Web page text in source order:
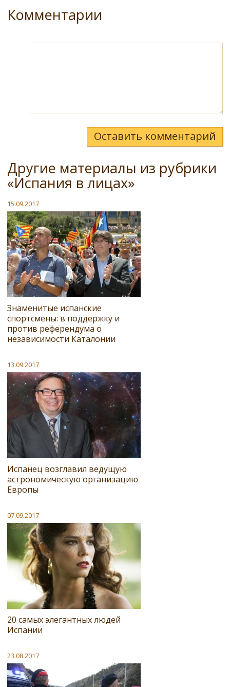
Комментарии
Оставить комментарий
Другие материалы из рубрики
«Испания в лицах»
15.09.2017
Знаменитые испанские
спортсмены: в поддержку и
против референдума о
независимости Каталонии
13.09.2017
Испанец возглавил ведущую
астрономическую организацию
Европы
07.09.2017
20 самых элегантных людей
Испании
23.08.2017